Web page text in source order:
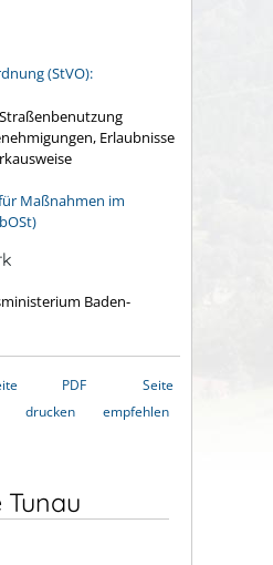
(StVO):
Erlaubnisse
Maßnahmen im
Baden-
PDF
drucken
Seite
empfehlen
Tunau